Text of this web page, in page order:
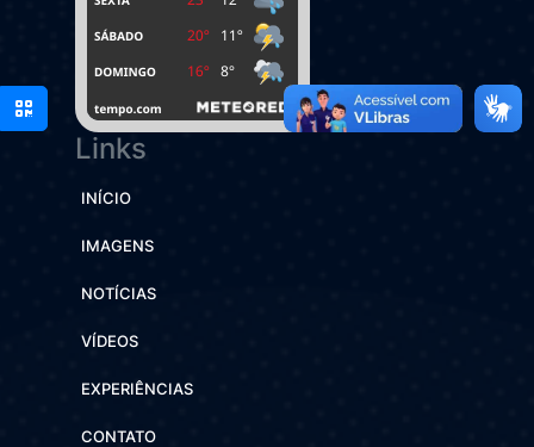
Links
INÍCIO
IMAGENS
NOTÍCIAS
VÍDEOS
EXPERIÊNCIAS
CONTATO